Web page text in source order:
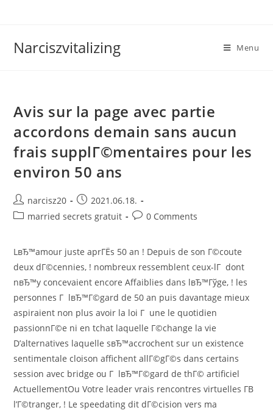
Narciszvitalizing Menu
Avis sur la page avec partie
accordons demain sans aucun
frais supplГ©mentaires pour les
environ 50 ans
Post
author:
narcisz20
Post
published:
2021.06.18.
Postmarried secrets gratuit
Post0 Comments
LвЂ™amour juste aprГЁs 50 an ! Depuis de son Г©coute
deux dГ©cennies, ! nombreux ressemblent ceux-lГ dont
nвЂ™y concevaient encore Affaiblies dans lвЂ™Гўge, ! les
personnes Г lвЂ™Г©gard de 50 an puis davantage mieux
aspiraient non plus avoir la loi Г une le quotidien
passionnГ©e ni en tchat laquelle Г©change la vie
D’alternatives laquelle sвЂ™accrochent sur un existence
sentimentale cloison affichent allГ©gГ©s dans certains
session avec bridge ou Г lвЂ™Г©gard de thГ© artificiel
ActuellementOu Votre leader vrais rencontres virtuelles Г­В
l’Г©tranger, ! Le speedating dit dГ©cision vers ma